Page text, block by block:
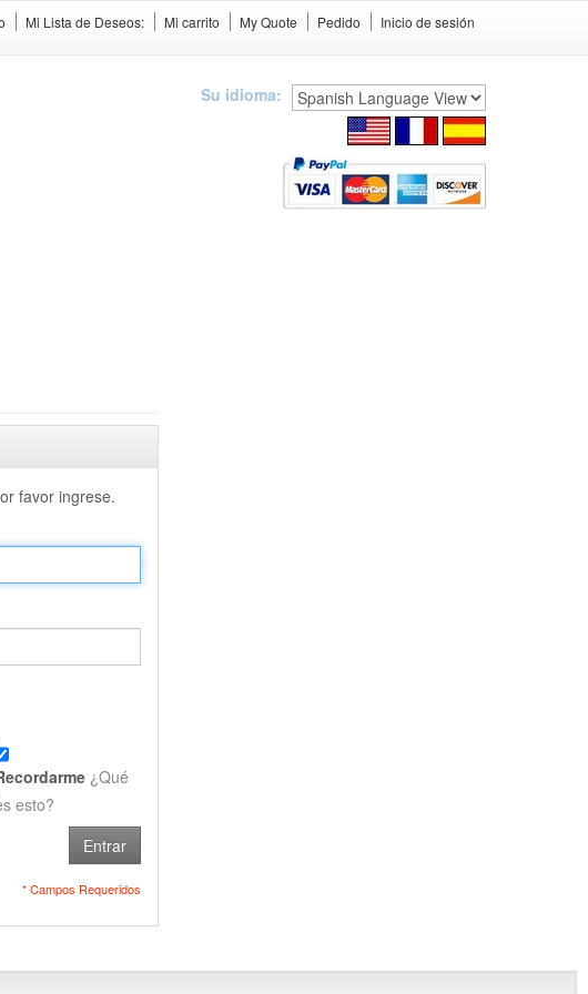
Mi Lista de Deseos: Mi carrito My Quote Pedido Inicio de sesión
Su idioma:
favor ingrese.
¿Qué
esto?
Entrar
* Campos Requeridos